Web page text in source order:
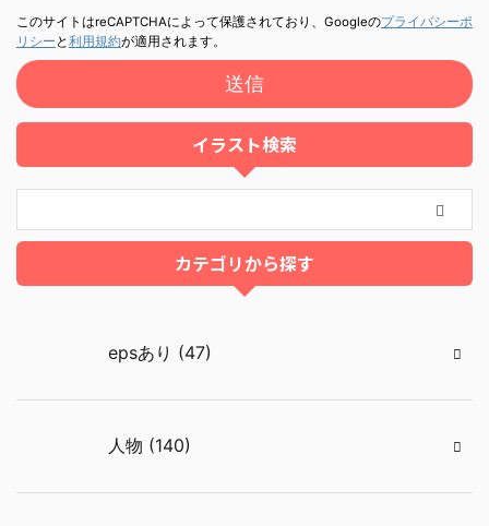
このサイトはreCAPTCHAによって保護されており、Googleのプライバシーポ
リシー と利用規約が適用されます。
イラスト検索
カテゴリから探す
epsあり (47)
人物 (140)